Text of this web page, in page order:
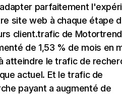
parfaitement
site web à chaque étape
client.trafic de
de 1,53 % de mois en
atteindre le trafic de
actuel. Et le trafic de
payant a augmenté de